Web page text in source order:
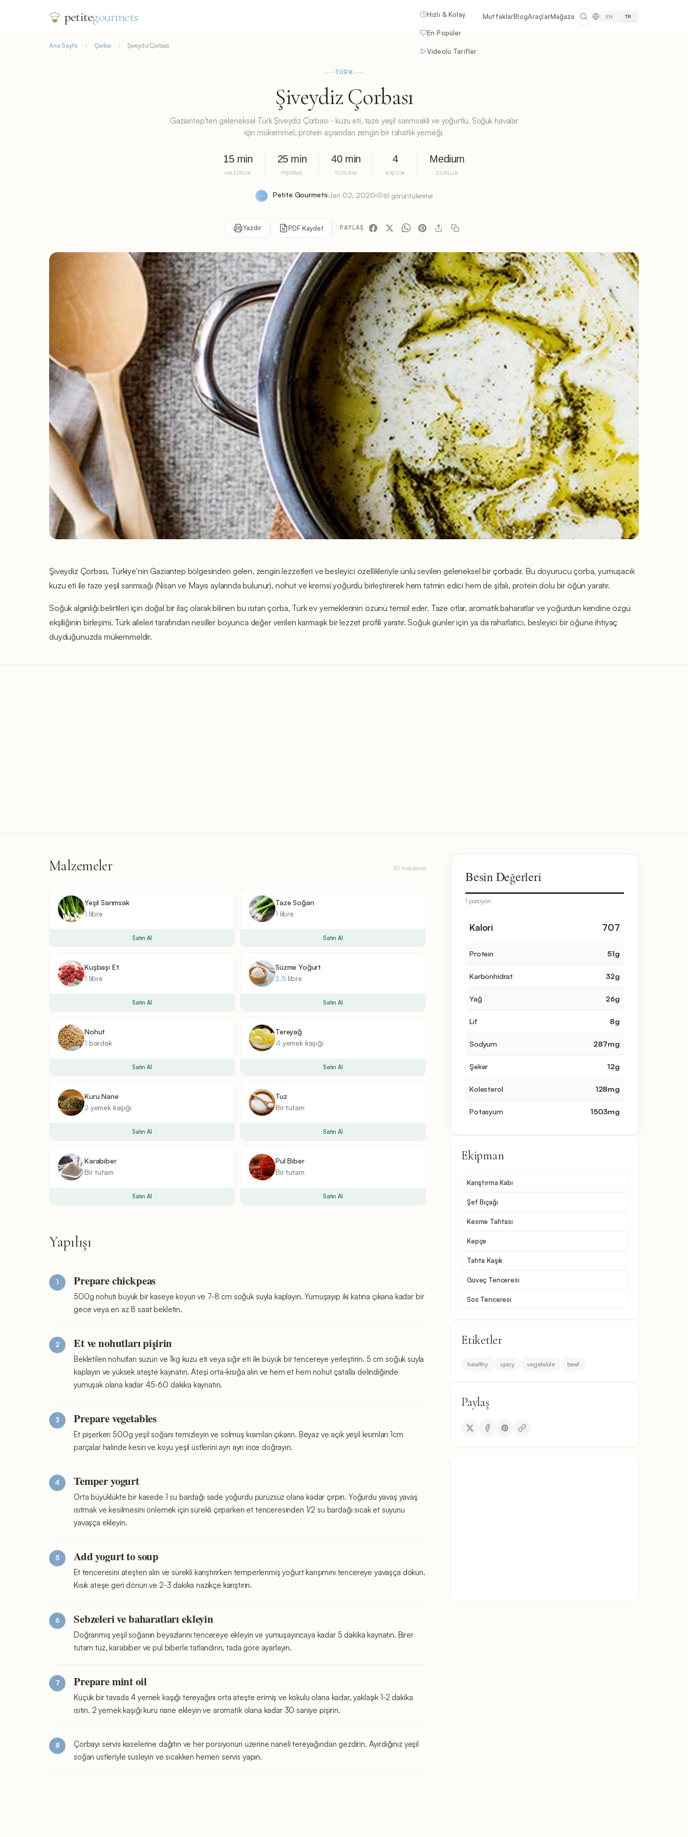
petitegourmets Hızlı & Kolay
En Popüler
Videolu Tarifler
MutfaklarBlogAraçlarMağaza EN TR
Ana Sayfa Çorba Şiveydiz Çorbası
TÜRK
Şiveydiz Çorbası
Gaziantep'ten geleneksel Türk Şiveydiz Çorbası - kuzu eti, taze yeşil sarımsaklı ve yoğurtlu. Soğuk havalar
için mükemmel, protein açısından zengin bir rahatlık yemeği.
15 min
HAZIRLIK
25 min
PIŞIRME
40 min
TOPLAM
4
KIŞILIK
Medium
ZORLUK
Petite GourmetsJan 02, 2020 61 görüntülenme
Yazdır PDF Kaydet PAYLAŞ
Şiveydiz Çorbası, Türkiye'nin Gaziantep bölgesinden gelen, zengin lezzetleri ve besleyici özellikleriyle ünlü sevilen geleneksel bir çorbadır. Bu doyurucu çorba, yumuşacık
kuzu eti ile taze yeşil sarımsağı (Nisan ve Mayıs aylarında bulunur), nohut ve kremsi yoğurdu birleştirerek hem tatmin edici hem de şifalı, protein dolu bir öğün yaratır.
Soğuk algınlığı belirtileri için doğal bir ilaç olarak bilinen bu ısıtan çorba, Türk ev yemeklerinin özünü temsil eder. Taze otlar, aromatik baharatlar ve yoğurdun kendine özgü
ekşiliğinin birleşimi, Türk aileleri tarafından nesiller boyunca değer verilen karmaşık bir lezzet profili yaratır. Soğuk günler için ya da rahatlatıcı, besleyici bir öğüne ihtiyaç
duyduğunuzda mükemmeldir.
Malzemeler 10 malzeme
Yeşil Sarımsak
1 libre
Satın Al
Taze Soğan
1 libre
Satın Al
Kuşbaşı Et
1 libre
Satın Al
Süzme Yoğurt
2.5 libre
Satın Al
Nohut
1 bardak
Satın Al
Tereyağ
4 yemek kaşığı
Satın Al
Kuru Nane
2 yemek kaşığı
Satın Al
Tuz
Bir tutam
Satın Al
Karabiber
Bir tutam
Satın Al
Pul Biber
Bir tutam
Satın Al
Yapılışı
Prepare chickpeas
500g nohutı büyük bir kaseye koyun ve 7-8 cm soğuk suyla kaplayın. Yumuşayıp iki katına çıkana kadar bir
gece veya en az 8 saat bekletin.
Et ve nohutları pişirin
Bekletilen nohutları süzün ve 1kg kuzu eti veya sığır eti ile büyük bir tencereye yerleştirin. 5 cm soğuk suyla
kaplayın ve yüksek ateşte kaynatın. Ateşi orta-kısığa alın ve hem et hem nohut çatalla delindiğinde
yumuşak olana kadar 45-60 dakika kaynatın.
Prepare vegetables
Et pişerken 500g yeşil soğanı temizleyin ve solmuş kısımları çıkarın. Beyaz ve açık yeşil kısımları 1cm
parçalar halinde kesin ve koyu yeşil üstlerini ayrı ayrı ince doğrayın.
Temper yogurt
Orta büyüklükte bir kasede 1 su bardağı sade yoğurdu pürüzsüz olana kadar çırpın. Yoğurdu yavaş yavaş
ısıtmak ve kesilmesini önlemek için sürekli çırparken et tenceresinden 1/2 su bardağı sıcak et suyunu
yavaşça ekleyin.
Add yogurt to soup
Et tenceresini ateşten alın ve sürekli karıştırırken temperlenmiş yoğurt karışımını tencereye yavaşça dökün.
Kısık ateşe geri dönün ve 2-3 dakika nazikçe karıştırın.
Sebzeleri ve baharatları ekleyin
Doğranmış yeşil soğanın beyazlarını tencereye ekleyin ve yumuşayıncaya kadar 5 dakika kaynatın. Birer
tutam tuz, karabiber ve pul biberle tatlandırın, tada göre ayarlayın.
Prepare mint oil
Küçük bir tavada 4 yemek kaşığı tereyağını orta ateşte erimiş ve kokulu olana kadar, yaklaşık 1-2 dakika
ısıtın. 2 yemek kaşığı kuru nane ekleyin ve aromatik olana kadar 30 saniye pişirin.
Çorbayı servis kaselerine dağıtın ve her porsiyonun üzerine naneli tereyağından gezdirin. Ayırdığınız yeşil
soğan üstleriyle süsleyin ve sıcakken hemen servis yapın.
Besin Değerleri
1 porsiyon
Kalori 707
Protein 51g
Karbonhidrat 32g
Yağ 26g
Lif 8g
Sodyum 287mg
Şeker 12g
Kolesterol 128mg
Potasyum 1503mg
Ekipman
Karıştırma Kabı
Şef Bıçağı
Kesme Tahtası
Kepçe
Tahta Kaşık
Güveç Tenceresi
Sos Tenceresi
Etiketler
healthy spicy vegetable beef
Paylaş